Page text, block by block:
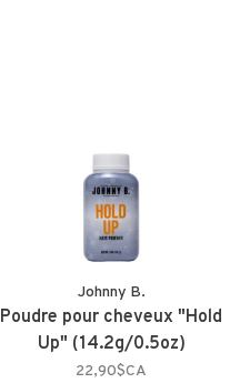
Johnny B.
Poudre pour cheveux "Hold
Up" (14.2g/0.5oz)
22,90$CA